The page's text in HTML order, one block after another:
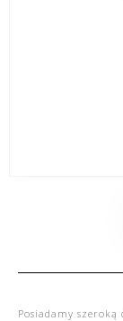
Posiadamy szeroką